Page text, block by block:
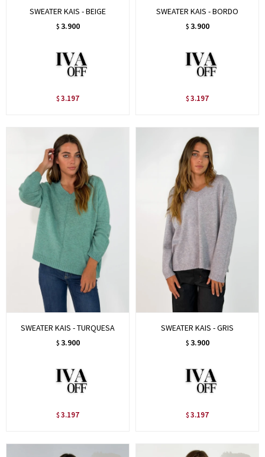
SWEATER KAIS - BEIGE
$ 3.900
$ 3.197
SWEATER KAIS - BORDO
$ 3.900
$ 3.197
SWEATER KAIS - TURQUESA
$ 3.900
$ 3.197
SWEATER KAIS - GRIS
$ 3.900
$ 3.197